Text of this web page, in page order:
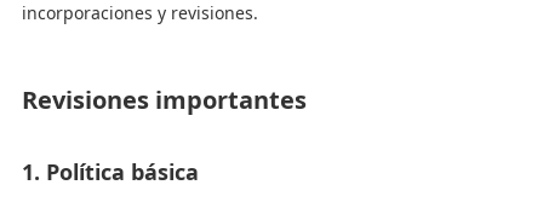
incorporaciones y revisiones.
Revisiones importantes
1. Política básica